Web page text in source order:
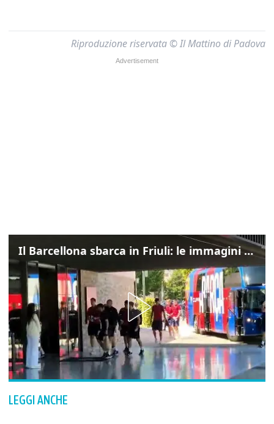
Riproduzione riservata © Il Mattino di Padova
Il Barcellona sbarca in Friuli: le immagini dell'arrivo in albergo
LEGGI ANCHE